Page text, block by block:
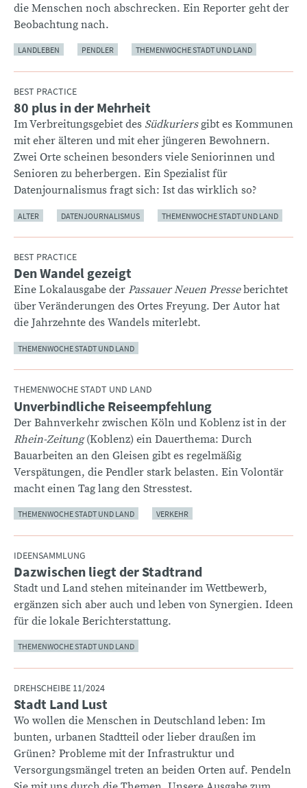
die Menschen noch abschrecken. Ein Reporter geht der
Beobachtung nach.
LANDLEBEN PENDLER THEMENWOCHE STADT UND LAND
BEST PRACTICE
:80 plus in der Mehrheit
Im Verbreitungsgebiet des Südkuriersgibt es Kommunen
mit eher älteren und mit eher jüngeren Bewohnern.
Zwei Orte scheinen besonders viele Seniorinnen und
Senioren zu beherbergen. Ein Spezialist für
Datenjournalismus fragt sich: Ist das wirklich so?
ALTER DATENJOURNALISMUS THEMENWOCHE STADT UND LAND
BEST PRACTICE
:Den Wandel gezeigt
Eine Lokalausgabe der Passauer Neuen Presseberichtet
über Veränderungen des Ortes Freyung. Der Autor hat
die Jahrzehnte des Wandels miterlebt.
THEMENWOCHE STADT UND LAND
THEMENWOCHE STADT UND LAND
:Unverbindliche Reiseempfehlung
Der Bahnverkehr zwischen Köln und Koblenz ist in der
Rhein-Zeitung(Koblenz) ein Dauerthema: Durch
Bauarbeiten an den Gleisen gibt es regelmäßig
Verspätungen, die Pendler stark belasten. Ein Volontär
macht einen Tag lang den Stresstest.
THEMENWOCHE STADT UND LAND VERKEHR
IDEENSAMMLUNG
:Dazwischen liegt der Stadtrand
Stadt und Land stehen miteinander im Wettbewerb,
ergänzen sich aber auch und leben von Synergien. Ideen
für die lokale Berichterstattung.
THEMENWOCHE STADT UND LAND
DREHSCHEIBE 11/2024
:Stadt Land Lust
Wo wollen die Menschen in Deutschland leben: Im
bunten, urbanen Stadtteil oder lieber draußen im
Grünen? Probleme mit der Infrastruktur und
Versorgungsmängel treten an beiden Orten auf. Pendeln